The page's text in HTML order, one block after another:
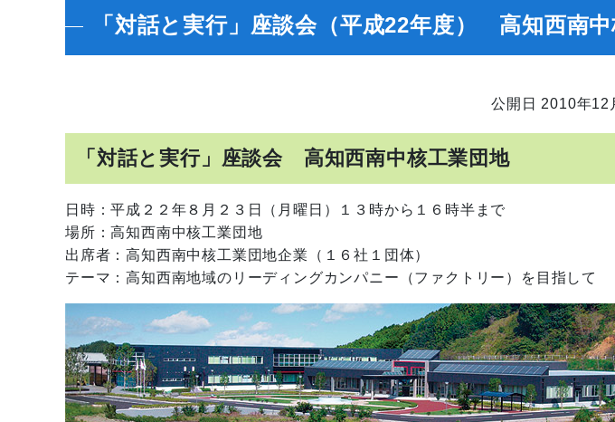
「対話と実行」座談会（平成22年度） 高知西南
公開日 2010年12
「対話と実行」座談会 高知西南中核工業団地
日時：平成２２年８月２３日（月曜日）１３時から１６時半まで
場所：高知西南中核工業団地
出席者：高知西南中核工業団地企業（１６社１団体）
テーマ：高知西南地域のリーディングカンパニー（ファクトリー）を目指して